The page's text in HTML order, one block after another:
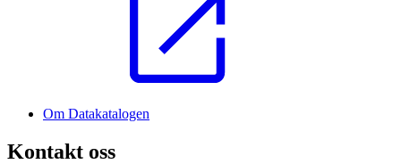
Om Datakatalogen
Kontakt oss